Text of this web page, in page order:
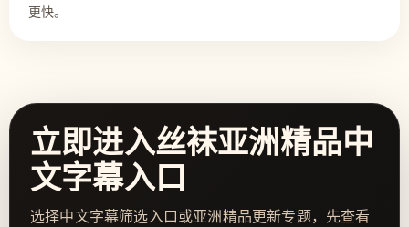
更快。
立即进入丝袜亚洲精品中
文字幕入口
选择中文字幕筛选入口或亚洲精品更新专题，先查看